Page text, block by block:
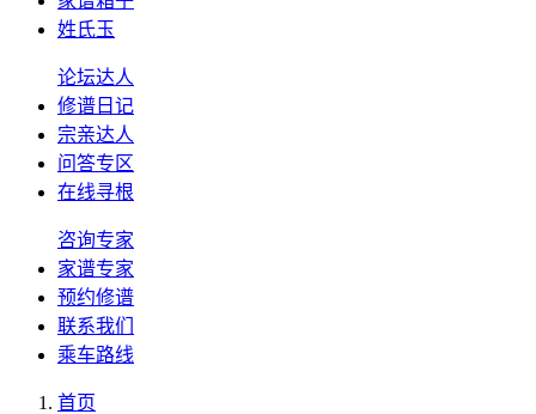
姓氏玉
论坛达人
修谱日记
宗亲达人
问答专区
在线寻根
咨询专家
家谱专家
预约修谱
联系我们
乘车路线
首页